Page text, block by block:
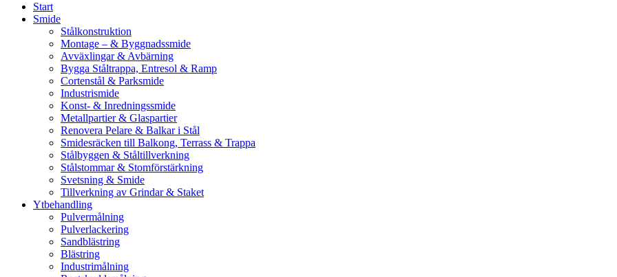
Start
Smide
Stålkonstruktion
Montage – & Byggnadssmide
Avväxlingar & Avbärning
Bygga Ståltrappa, Entresol & Ramp
Cortenstål & Parksmide
Industrismide
Konst- & Inredningssmide
Metallpartier & Glaspartier
Renovera Pelare & Balkar i Stål
Smidesräcken till Balkong, Terrass & Trappa
Stålbyggen & Ståltillverkning
Stålstommar & Stomförstärkning
Svetsning & Smide
Tillverkning av Grindar & Staket
Ytbehandling
Pulvermålning
Pulverlackering
Sandblästring
Blästring
Industrimålning